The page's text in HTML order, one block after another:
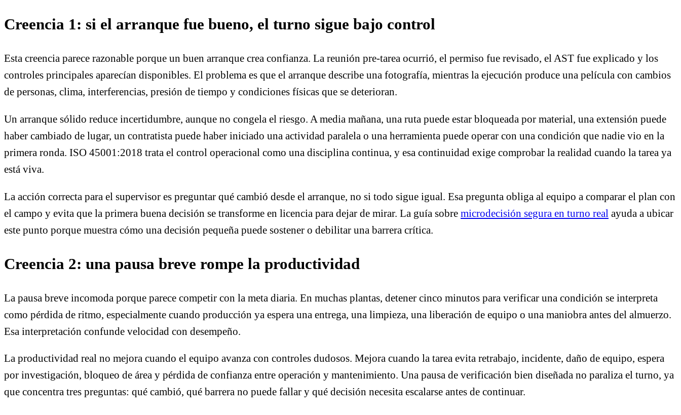
Creencia 1: si el arranque fue bueno, el turno sigue bajo control
Esta creencia parece razonable porque un buen arranque crea confianza. La reunión pre-tarea ocurrió, el permiso fue revisado, el AST fue explicado y los
controles principales aparecían disponibles. El problema es que el arranque describe una fotografía, mientras la ejecución produce una película con cambios
de personas, clima, interferencias, presión de tiempo y condiciones físicas que se deterioran.
Un arranque sólido reduce incertidumbre, aunque no congela el riesgo. A media mañana, una ruta puede estar bloqueada por material, una extensión puede
haber cambiado de lugar, un contratista puede haber iniciado una actividad paralela o una herramienta puede operar con una condición que nadie vio en la
primera ronda. ISO 45001:2018 trata el control operacional como una disciplina continua, y esa continuidad exige comprobar la realidad cuando la tarea ya
está viva.
La acción correcta para el supervisor es preguntar qué cambió desde el arranque, no si todo sigue igual. Esa pregunta obliga al equipo a comparar el plan con
el campo y evita que la primera buena decisión se transforme en licencia para dejar de mirar. La guía sobre microdecisión segura en turno real ayuda a ubicar
este punto porque muestra cómo una decisión pequeña puede sostener o debilitar una barrera crítica.
Creencia 2: una pausa breve rompe la productividad
La pausa breve incomoda porque parece competir con la meta diaria. En muchas plantas, detener cinco minutos para verificar una condición se interpreta
como pérdida de ritmo, especialmente cuando producción ya espera una entrega, una limpieza, una liberación de equipo o una maniobra antes del almuerzo.
Esa interpretación confunde velocidad con desempeño.
La productividad real no mejora cuando el equipo avanza con controles dudosos. Mejora cuando la tarea evita retrabajo, incidente, daño de equipo, espera
por investigación, bloqueo de área y pérdida de confianza entre operación y mantenimiento. Una pausa de verificación bien diseñada no paraliza el turno, ya
que concentra tres preguntas: qué cambió, qué barrera no puede fallar y qué decisión necesita escalarse antes de continuar.